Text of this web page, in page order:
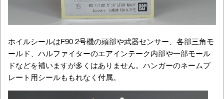
ホイルシールはF90 2号機の頭部や武器センサー、各部三角モ
ールド、ハルファイターのエアインテーク内部や一部モール
ドなどを補いますが多くはありません。ハンガーのネームプ
レート用シールももれなく付属。